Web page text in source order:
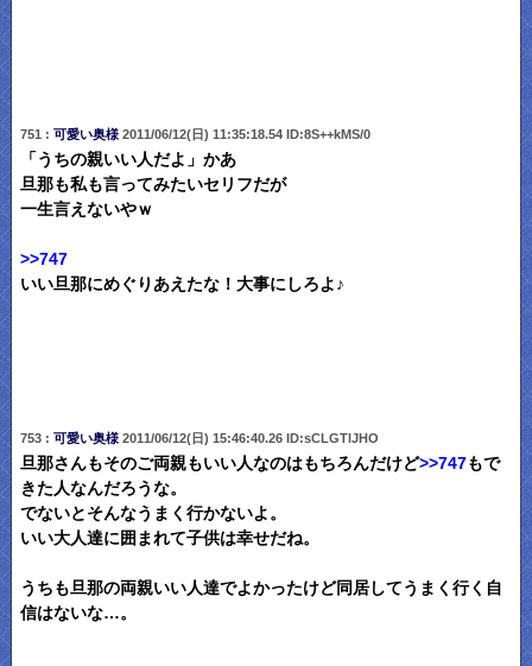
751 : 可愛い奥様2011/06/12(日) 11:35:18.54 ID:8S++kMS/0
「うちの親いい人だよ」かあ
旦那も私も言ってみたいセリフだが
一生言えないやｗ
>>747
いい旦那にめぐりあえたな！大事にしろよ♪
753 : 可愛い奥様2011/06/12(日) 15:46:40.26 ID:sCLGTlJHO
旦那さんもそのご両親もいい人なのはもちろんだけど>>747もで
きた人なんだろうな。
でないとそんなうまく行かないよ。
いい大人達に囲まれて子供は幸せだね。
うちも旦那の両親いい人達でよかったけど同居してうまく行く自
信はないな…。